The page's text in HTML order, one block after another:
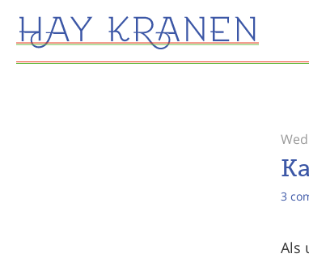
3
Als